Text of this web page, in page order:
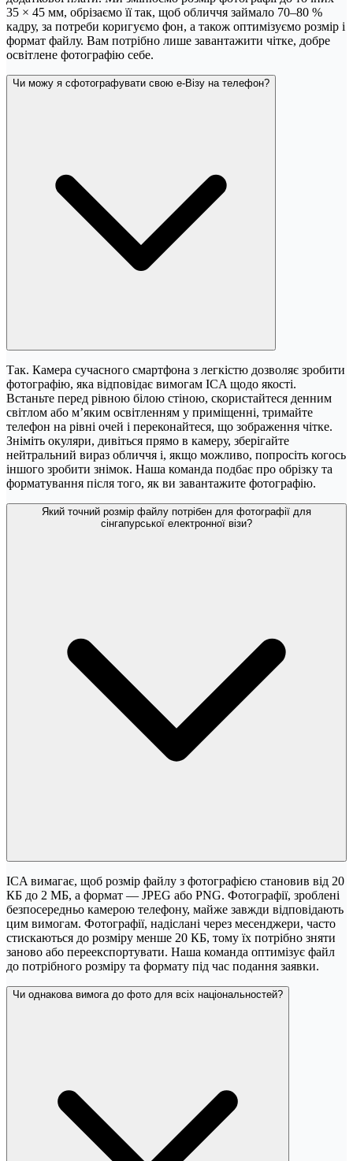
35 × 45 мм, обрізаємо її так, щоб обличчя займало 70–80 %
кадру, за потреби коригуємо фон, а також оптимізуємо розмір і
формат файлу. Вам потрібно лише завантажити чітке, добре
освітлене фотографію себе.
Чи можу я сфотографувати свою е-Візу на телефон?
Так. Камера сучасного смартфона з легкістю дозволяє зробити
фотографію, яка відповідає вимогам ICA щодо якості.
Встаньте перед рівною білою стіною, скористайтеся денним
світлом або м’яким освітленням у приміщенні, тримайте
телефон на рівні очей і переконайтеся, що зображення чітке.
Зніміть окуляри, дивіться прямо в камеру, зберігайте
нейтральний вираз обличчя і, якщо можливо, попросіть когось
іншого зробити знімок. Наша команда подбає про обрізку та
форматування після того, як ви завантажите фотографію.
Який точний розмір файлу потрібен для фотографії для
сінгапурської електронної візи?
ICA вимагає, щоб розмір файлу з фотографією становив від 20
КБ до 2 МБ, а формат — JPEG або PNG. Фотографії, зроблені
безпосередньо камерою телефону, майже завжди відповідають
цим вимогам. Фотографії, надіслані через месенджери, часто
стискаються до розміру менше 20 КБ, тому їх потрібно зняти
заново або переекспортувати. Наша команда оптимізує файл
до потрібного розміру та формату під час подання заявки.
Чи однакова вимога до фото для всіх національностей?